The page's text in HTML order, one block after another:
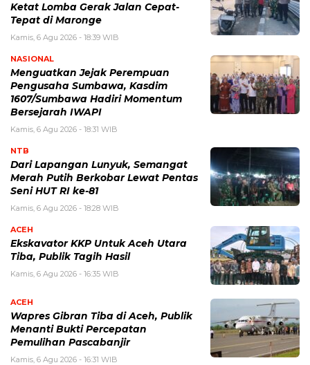
Ketat Lomba Gerak Jalan Cepat-
Tepat di Maronge
Kamis, 6 Agu 2026 - 18:39 WIB
NASIONAL
Menguatkan Jejak Perempuan
Pengusaha Sumbawa, Kasdim
1607/Sumbawa Hadiri Momentum
Bersejarah IWAPI
Kamis, 6 Agu 2026 - 18:31 WIB
NTB
Dari Lapangan Lunyuk, Semangat
Merah Putih Berkobar Lewat Pentas
Seni HUT RI ke-81
Kamis, 6 Agu 2026 - 18:28 WIB
ACEH
Ekskavator KKP Untuk Aceh Utara
Tiba, Publik Tagih Hasil
Kamis, 6 Agu 2026 - 16:35 WIB
ACEH
Wapres Gibran Tiba di Aceh, Publik
Menanti Bukti Percepatan
Pemulihan Pascabanjir
Kamis, 6 Agu 2026 - 16:31 WIB